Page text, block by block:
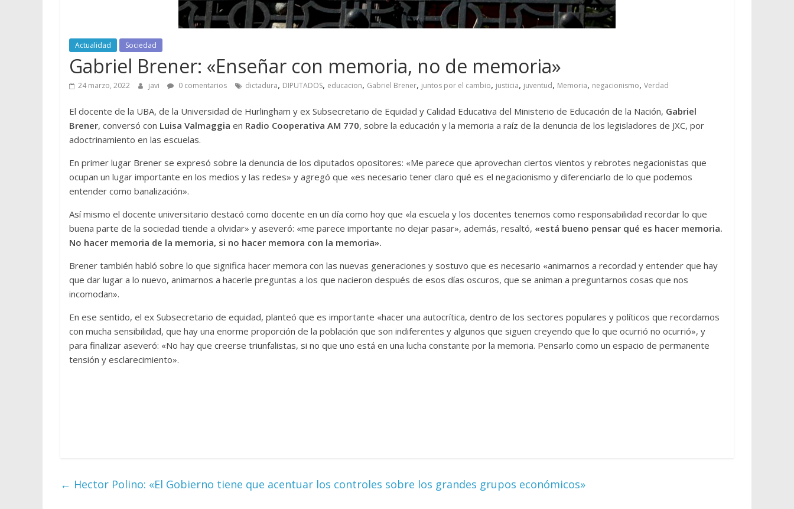
Actualidad Sociedad
Gabriel Brener: «Enseñar con memoria, no de memoria»
24 marzo, 2022 javi 0 comentarios dictadura, DIPUTADOS, educacion, Gabriel Brener, juntos por el cambio, justicia, juventud, Memoria, negacionismo, Verdad
El docente de la UBA, de la Universidad de Hurlingham y ex Subsecretario de Equidad y Calidad Educativa del Ministerio de Educación de la Nación, Gabriel
Brener, conversó con Luisa Valmaggia en Radio Cooperativa AM 770, sobre la educación y la memoria a raíz de la denuncia de los legisladores de JXC, por
adoctrinamiento en las escuelas.
En primer lugar Brener se expresó sobre la denuncia de los diputados opositores: «Me parece que aprovechan ciertos vientos y rebrotes negacionistas que
ocupan un lugar importante en los medios y las redes» y agregó que «es necesario tener claro qué es el negacionismo y diferenciarlo de lo que podemos
entender como banalización».
Así mismo el docente universitario destacó como docente en un día como hoy que «la escuela y los docentes tenemos como responsabilidad recordar lo que
buena parte de la sociedad tiende a olvidar» y aseveró: «me parece importante no dejar pasar», además, resaltó, «está bueno pensar qué es hacer memoria.
No hacer memoria de la memoria, si no hacer memora con la memoria».
Brener también habló sobre lo que significa hacer memora con las nuevas generaciones y sostuvo que es necesario «animarnos a recordad y entender que hay
que dar lugar a lo nuevo, animarnos a hacerle preguntas a los que nacieron después de esos días oscuros, que se animan a preguntarnos cosas que nos
incomodan».
En ese sentido, el ex Subsecretario de equidad, planteó que es importante «hacer una autocrítica, dentro de los sectores populares y políticos que recordamos
con mucha sensibilidad, que hay una enorme proporción de la población que son indiferentes y algunos que siguen creyendo que lo que ocurrió no ocurrió», y
para finalizar aseveró: «No hay que creerse triunfalistas, si no que uno está en una lucha constante por la memoria. Pensarlo como un espacio de permanente
tensión y esclarecimiento».
← Hector Polino: «El Gobierno tiene que acentuar los controles sobre los grandes grupos económicos»